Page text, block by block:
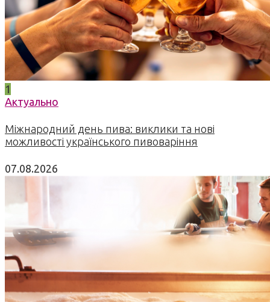
1
Актуально
Міжнародний день пива: виклики та нові
можливості українського пивоваріння
07.08.2026